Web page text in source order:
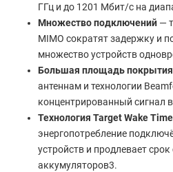
ГГц и до 1201 Мбит/с на
Множество подключений —
MIMO сократят задержку и
множество устройств
Большая площадь покрытия
антеннам и технологии
концентрированный сигнал
Технология Target Wake Time
энергопотребление
устройств и продлевает
аккумуляторов3.